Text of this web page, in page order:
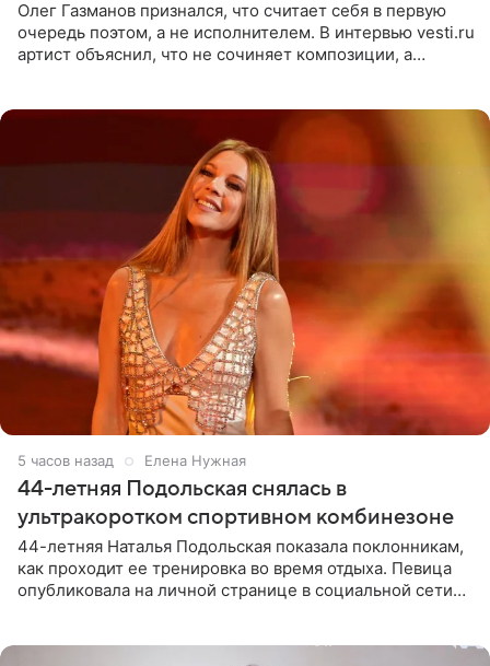
Олег Газманов признался, что считает себя в первую
очередь поэтом, а не исполнителем. В интервью vesti.ru
артист объяснил, что не сочиняет композиции, а
5 часов назад Елена Нужная
44-летняя Подольская снялась в
ультракоротком спортивном комбинезоне
44-летняя Наталья Подольская показала поклонникам,
как проходит ее тренировка во время отдыха. Певица
опубликовала на личной странице в социальной сети